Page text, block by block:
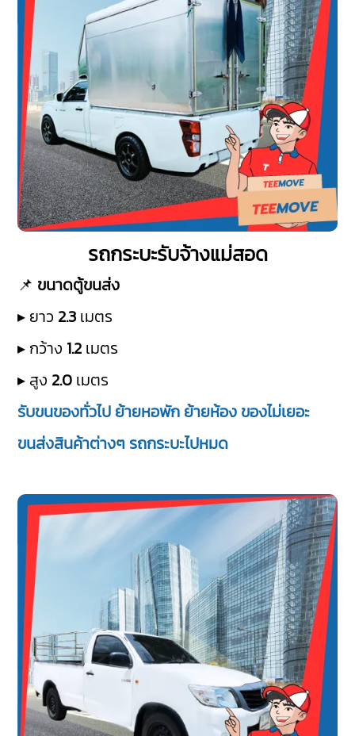
รถกระบะรับจ้างแม่สอด
📌 ขนาดตู้ขนส่ง
▸ ยาว 2.3 เมตร
▸ กว้าง 1.2 เมตร
▸ สูง 2.0 เมตร
รับขนของทั่วไป ย้ายหอพัก ย้ายห้อง ของไม่เยอะ
ขนส่งสินค้าต่างๆ รถกระบะไปหมด